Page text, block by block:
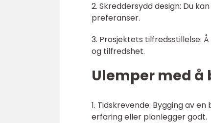
2. Skreddersydd design: Du
preferanser.
3. Prosjektets tilfredsstillelse:
og tilfredshet.
Ulemper med å
1. Tidskrevende: Bygging av
erfaring eller planlegger godt.